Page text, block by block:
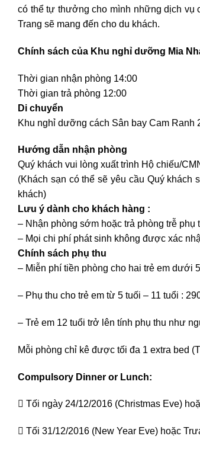
có thể tự thưởng cho mình những dịch vụ
Trang sẽ mang đến cho du khách.
Chính sách của Khu nghỉ dưỡng Mia
Thời gian nhận phòng 14:00
Thời gian trả phòng 12:00
Di chuyển
Khu nghỉ dưỡng cách Sân bay Cam Ranh
Hướng dẫn nhận phòng
Quý khách vui lòng xuất trình Hộ chiếu/
(Khách sạn có thể sẽ yêu cầu Quý khách
khách)
Lưu ý dành cho khách hàng :
– Nhận phòng sớm hoặc trả phòng trễ
– Mọi chi phí phát sinh không được xác
Chính sách phụ thu
– Miễn phí tiền phòng cho hai trẻ em dưới
– Phụ thu cho trẻ em từ 5 tuối – 11 tuổi :
– Trẻ em 12 tuổi trở lên tính phụ thu như
Mỗi phòng chỉ kê được tối đa 1 extra bed
Compulsory Dinner or Lunch:
 Tối ngày 24/12/2016 (Christmas Eve)
 Tối 31/12/2016 (New Year Eve) hoặc